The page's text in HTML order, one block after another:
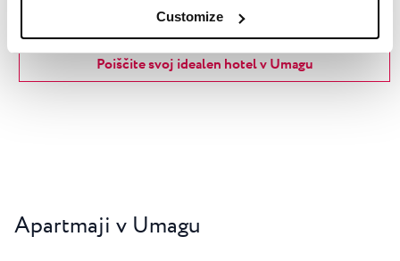
Customize
Poiščite svoj idealen hotel v Umagu
Apartmaji v Umagu